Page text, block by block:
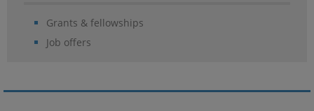
Grants & fellowships
Job offers